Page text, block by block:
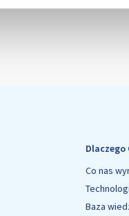
Dlaczego
Co nas
Baza